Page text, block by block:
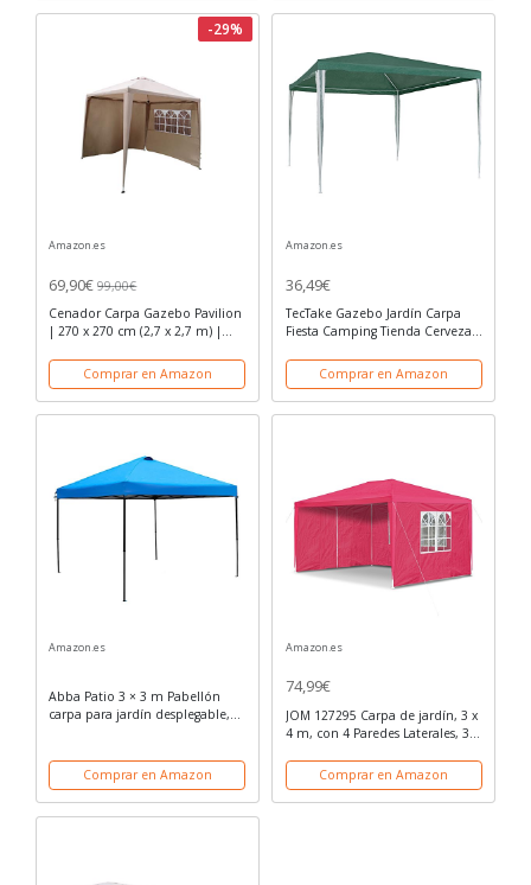
-29%
Amazon.es
69,90€99,00€
Cenador Carpa Gazebo Pavilion
| 270 x 270 cm (2,7 x 2,7 m) |
W/paredes | 31 kg (protección
UV 50 +) poliéster | evento al
aire libre...
Comprar en Amazon
Amazon.es
36,49€
TecTake Gazebo Jardín Carpa
Fiesta Camping Tienda Cerveza
colores (Verde | No. 401617)
Comprar en Amazon
Amazon.es
Abba Patio 3 × 3 m Pabellón
carpa para jardín desplegable,
(Azul)Comprar en Amazon
Amazon.es
74,99€
JOM 127295 Carpa de jardín, 3 x
4 m, con 4 Paredes Laterales, 3
Cremallera, Material PE 100G,
Rojo
Comprar en Amazon